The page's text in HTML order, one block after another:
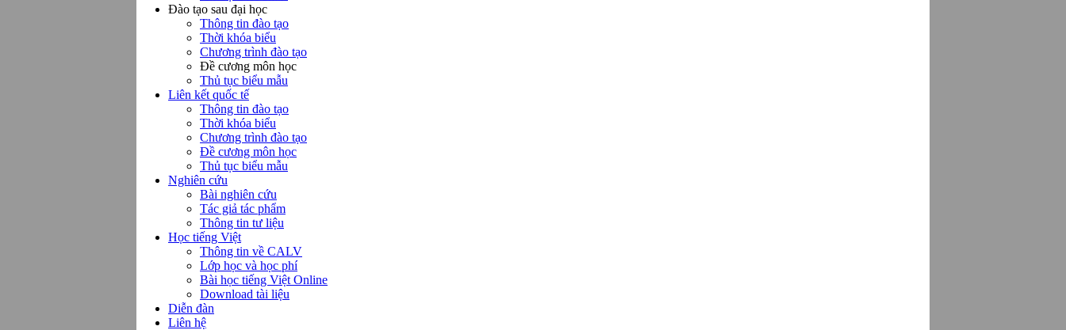
Đào tạo sau đại học
Thông tin đào tạo
Thời khóa biểu
Chương trình đào tạo
Đề cương môn học
Thủ tục biểu mẫu
Liên kết quốc tế
Thông tin đào tạo
Thời khóa biểu
Chương trình đào tạo
Đề cương môn học
Thủ tục biểu mẫu
Nghiên cứu
Bài nghiên cứu
Tác giả tác phẩm
Thông tin tư liệu
Học tiếng Việt
Thông tin về CALV
Lớp học và học phí
Bài học tiếng Việt Online
Download tài liệu
Diễn đàn
Liên hệ